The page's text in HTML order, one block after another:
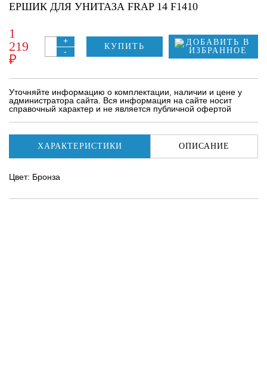
ЕРШИК ДЛЯ УНИТАЗА FRAP 14 F1410
1
219
₽
+
-
КУПИТЬ
Уточняйте информацию о комплектации, наличии и цене у
администратора сайта. Вся информация на сайте носит
справочный характер и не является публичной офертой
ХАРАКТЕРИСТИКИ ОПИСАНИЕ
Цвет: Бронза